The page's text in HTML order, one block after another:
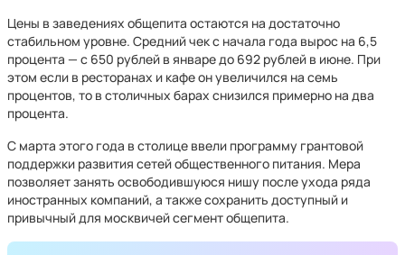
Цены в заведениях общепита остаются на достаточно
стабильном уровне. Средний чек с начала года вырос на 6,5
процента — с 650 рублей в январе до 692 рублей в июне. При
этом если в ресторанах и кафе он увеличился на семь
процентов, то в столичных барах снизился примерно на два
процента.
С марта этого года в столице ввели программу грантовой
поддержки развития сетей общественного питания. Мера
позволяет занять освободившуюся нишу после ухода ряда
иностранных компаний, а также сохранить доступный и
привычный для москвичей сегмент общепита.